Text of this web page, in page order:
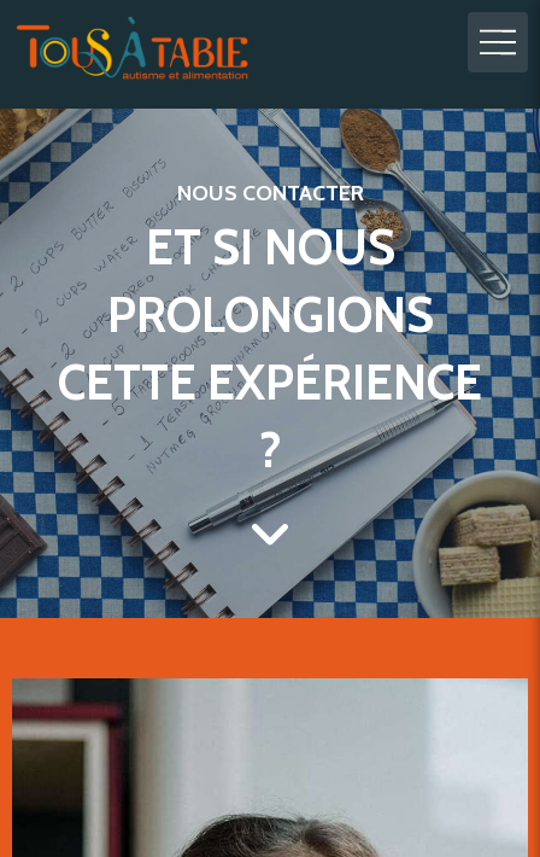
NOUS CONTACTER
ET SI NOUS
PROLONGIONS
CETTE EXPÉRIENCE
?